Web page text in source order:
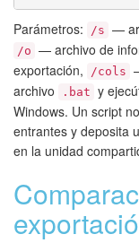
Parámetros: /s —
/o — archivo de
exportación,
/cols
archivo
.bat y
Windows. Un script
entrantes y deposita
en la unidad